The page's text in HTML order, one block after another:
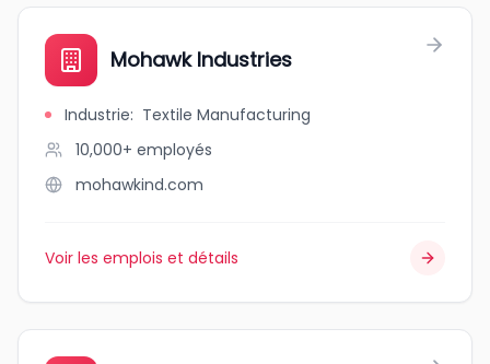
Mohawk Industries
Industrie: Textile Manufacturing
10,000+ employés
mohawkind.com
Voir les emplois et détails